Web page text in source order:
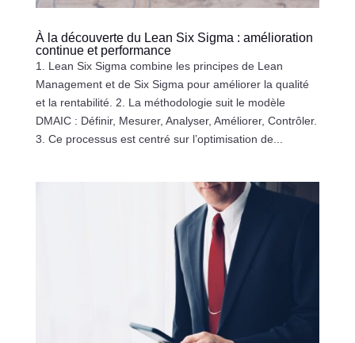
À la découverte du Lean Six Sigma : amélioration
continue et performance
1. Lean Six Sigma combine les principes de Lean
Management et de Six Sigma pour améliorer la qualité
et la rentabilité. 2. La méthodologie suit le modèle
DMAIC : Définir, Mesurer, Analyser, Améliorer, Contrôler.
3. Ce processus est centré sur l’optimisation de...